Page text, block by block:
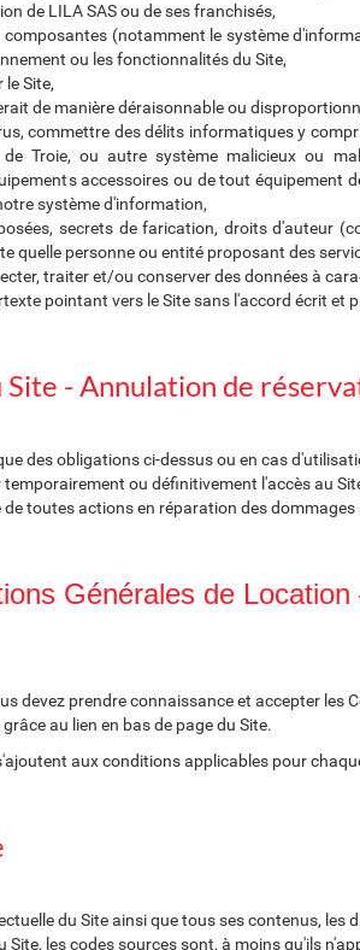
de LILA SAS ou de ses franchisés,
composantes (notamment le système
ou les fonctionnalités du Site,
le Site,
de manière déraisonnable ou
commettre des délits informatiques y
Troie, ou autre système malicieux ou
accessoires ou de tout équipement
système d'information,
secrets de farication, droits d'auteur
quelle personne ou entité proposant des
traiter et/ou conserver des données à
pointant vers le Site sans l'accord écrit et
- Annulation de
des obligations ci-dessus ou en cas
ou définitivement l'accès au
toutes actions en réparation des dommages
Générales de
devez prendre connaissance et accepter
au lien en bas de page du Site.
aux conditions applicables pour
du Site ainsi que tous ses contenus, les
les codes sources sont, à moins qu'ils